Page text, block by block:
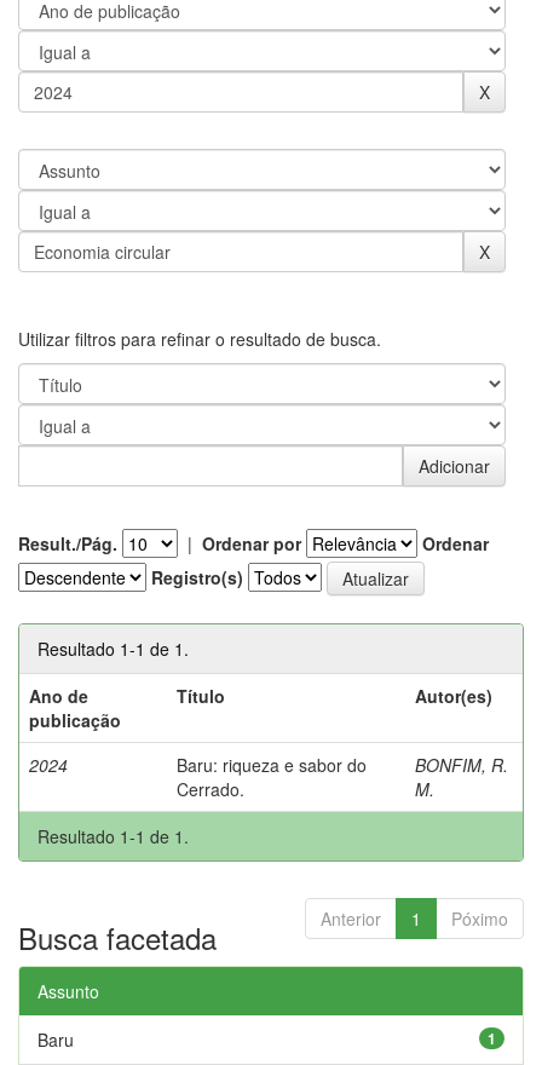
Utilizar filtros para refinar o resultado de busca.
Result./Pág. | Ordenar por
Ordenar
Registro(s)
Resultado 1-1 de 1.
Ano de
publicação
Título Autor(es)
2024
Baru: riqueza e sabor do
Cerrado.
BONFIM, R.
M.
Resultado 1-1 de 1.
Anterior 1 Póximo
Busca facetada
Assunto
1
Baru